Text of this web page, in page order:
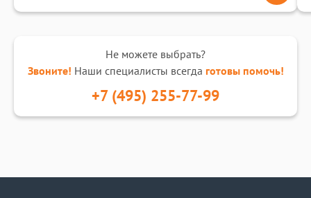
Не можете выбрать?
Звоните! Наши специалисты всегда готовы помочь!
+7 (495) 255-77-99